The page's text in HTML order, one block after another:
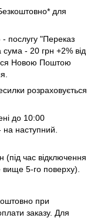
для
послугу "Переказ
- 20 грн +2% від
Новою Поштою
розраховується
до 10:00
наступний.
(під час відключення
вище 5-го поверху).
при
заказу. Для